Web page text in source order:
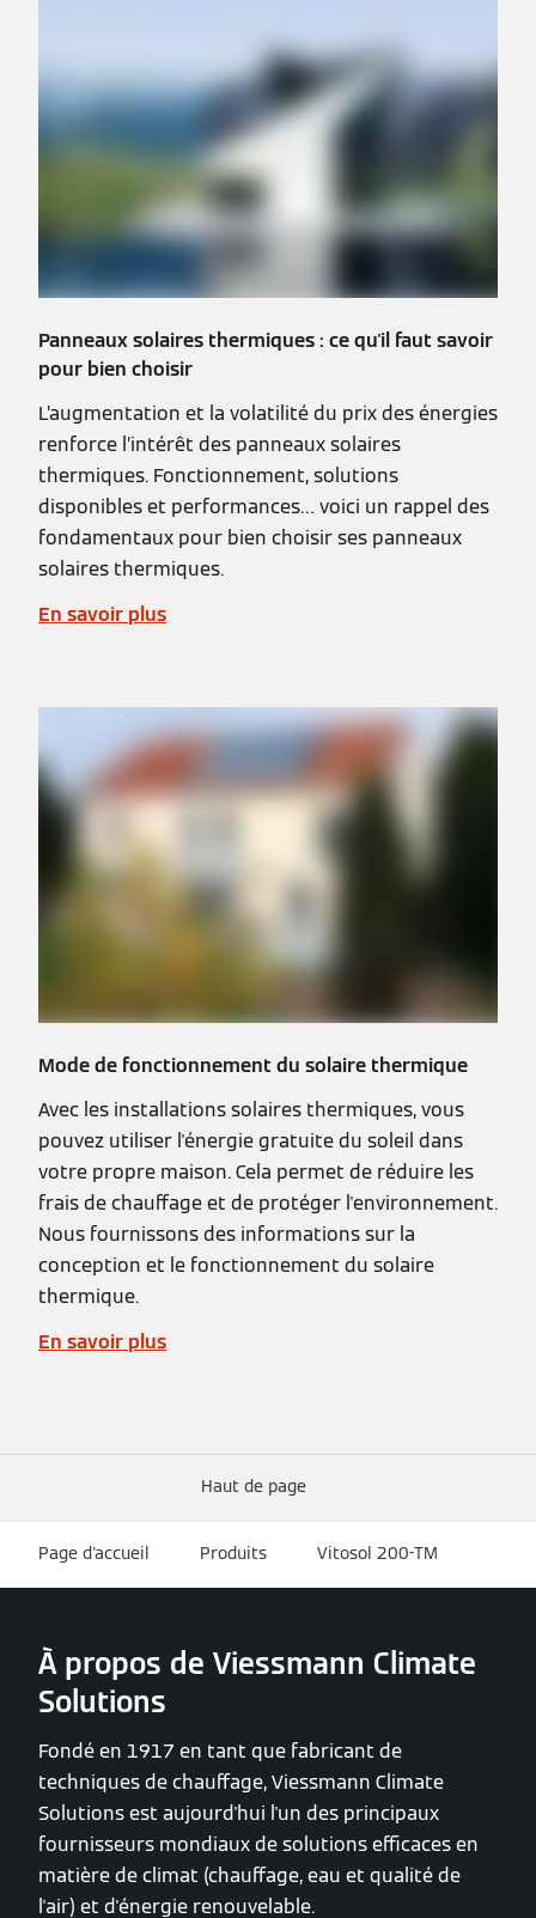
Panneaux solaires thermiques : ce qu'il faut savoir
pour bien choisir
L’augmentation et la volatilité du prix des énergies
renforce l’intérêt des panneaux solaires
thermiques. Fonctionnement, solutions
disponibles et performances… voici un rappel des
fondamentaux pour bien choisir ses panneaux
solaires thermiques.
En savoir plus
Mode de fonctionnement du solaire thermique
Avec les installations solaires thermiques, vous
pouvez utiliser l'énergie gratuite du soleil dans
votre propre maison. Cela permet de réduire les
frais de chauffage et de protéger l'environnement.
Nous fournissons des informations sur la
conception et le fonctionnement du solaire
thermique.
En savoir plus
Haut de page
Page d'accueil Produits Vitosol 200-TM
À propos de Viessmann Climate
Solutions
Fondé en 1917 en tant que fabricant de
techniques de chauffage, Viessmann Climate
Solutions est aujourd'hui l'un des principaux
fournisseurs mondiaux de solutions efficaces en
matière de climat (chauffage, eau et qualité de
l'air) et d'énergie renouvelable.